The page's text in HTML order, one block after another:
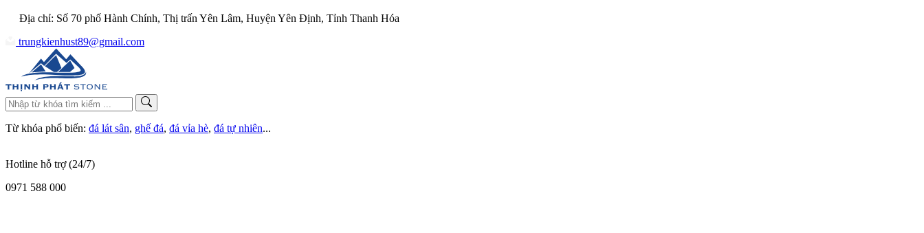
Địa chỉ: Số 70 phố Hành Chính, Thị trấn Yên Lâm, Huyện Yên Định, Tỉnh Thanh Hóa
trungkienhust89@gmail.com
Từ khóa phổ biến: đá lát sân, ghế đá, đá vỉa hè, đá tự nhiên...
Hotline hỗ trợ (24/7)
0971 588 000